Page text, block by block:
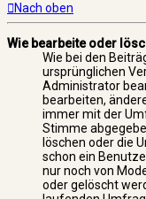
Nach oben
Wie bearbeite oder
Wie bei den
ursprünglichen
Administrator
bearbeiten,
immer mit der
Stimme
löschen oder die
schon ein
nur noch von
oder gelöscht